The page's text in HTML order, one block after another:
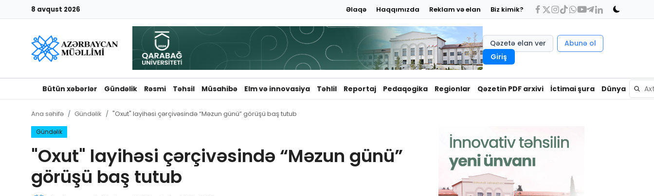
8 avqust 2026 Əlaqə Haqqımızda Reklam və elan Biz kimik?
Qəzetə elan ver
Abunə ol
Giriş
Bütün xəbərlər Gündəlik Rəsmi Təhsil Müsahibə Elm və innovasiya Təhlil Reportaj Pedaqogika Regionlar Qəzetin PDF arxivi İctimai şura Dünya
Giriş
Qeydiyyat
Qəzetə elan ver
Haqqımızda
Reklam və elan
Biz kimik?
Ana səhifə Gündəlik "Oxut" layihəsi çərçivəsində “Məzun günü” görüşü baş tutub
Gündəlik
"Oxut" layihəsi çərçivəsində “Məzun günü”
görüşü baş tutub